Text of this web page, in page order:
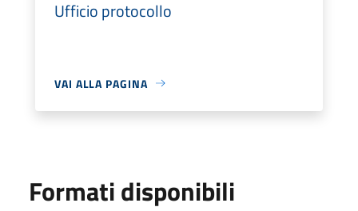
Ufficio protocollo
VAI ALLA PAGINA
Formati disponibili